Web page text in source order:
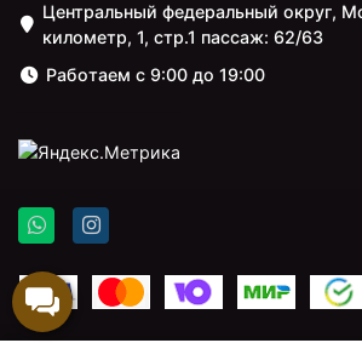
Центральный федеральный округ,
километр, 1, стр.1 пассаж: 62/63
Работаем с 9:00 до 19:00